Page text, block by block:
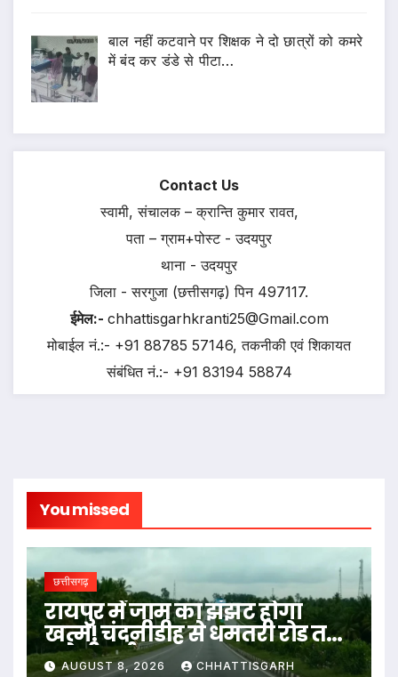
बाल नहीं कटवाने पर शिक्षक ने दो छात्रों को कमरे
में बंद कर डंडे से पीटा…
Contact Us
स्वामी, संचालक – क्रान्ति कुमार रावत,
पता – ग्राम+पोस्ट - उदयपुर
थाना - उदयपुर
जिला - सरगुजा (छत्तीसगढ़) पिन 497117.
ईमेल:- chhattisgarhkranti25@Gmail.com
मोबाईल नं.:- +91 88785 57146, तकनीकी एवं शिकायत
संबंधित नं.:- +91 83194 58874
You missed
छत्तीसगढ़
रायपुर में जाम का झंझट होगा
खत्म! चंदनीडीह से धमतरी रोड तक
बनेगी नई सड़क
AUGUST 8, 2026 CHHATTISGARH